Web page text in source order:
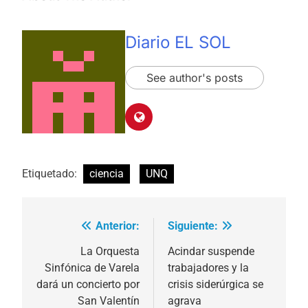
Diario EL SOL
See author's posts
Etiquetado: ciencia UNQ
Navegación
entradas
Anterior:
La Orquesta
Sinfónica de Varela
dará un concierto por
San Valentín
Siguiente:
Acindar suspende
trabajadores y la
crisis siderúrgica se
agrava